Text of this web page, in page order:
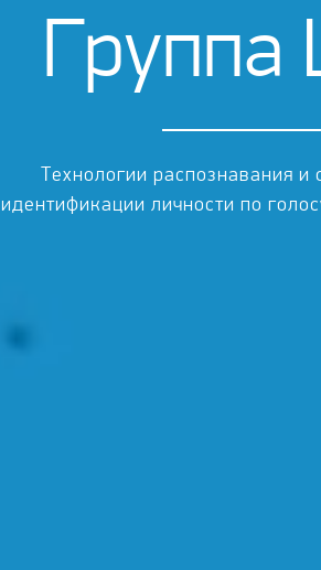
Группа
Технологии распознавания и
идентификации личности по